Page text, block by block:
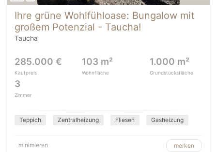
Ihre grüne Wohlfühloase: Bungalow mit
großem Potenzial - Taucha!
Taucha
285.000 €
Kaufpreis
103 m²
Wohnfläche
1.000 m²
Grundstücksfläche
3
Zimmer
Teppich Zentralheizung Fliesen Gasheizung
minimieren merken